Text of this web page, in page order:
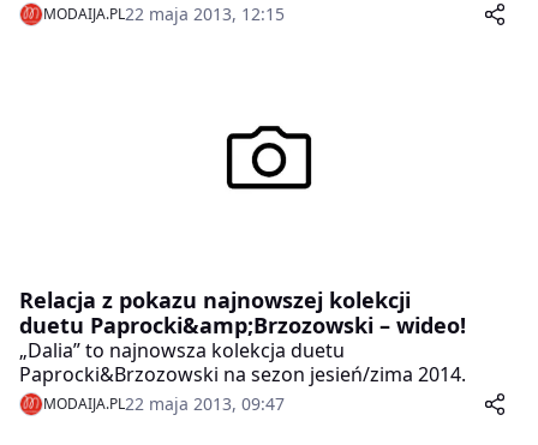
MODAIJA.PL22 maja 2013, 12:15
Relacja z pokazu najnowszej kolekcji
duetu Paprocki&amp;Brzozowski – wideo!
„Dalia” to najnowsza kolekcja duetu
Paprocki&Brzozowski na sezon jesień/zima 2014.
MODAIJA.PL22 maja 2013, 09:47